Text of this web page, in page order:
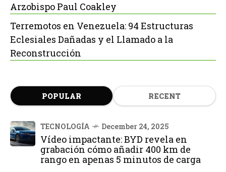
Arzobispo Paul Coakley
Terremotos en Venezuela: 94 Estructuras
Eclesiales Dañadas y el Llamado a la
Reconstrucción
POPULAR RECENT
TECNOLOGÍA December 24, 2025
Vídeo impactante: BYD revela en
grabación cómo añadir 400 km de
rango en apenas 5 minutos de carga